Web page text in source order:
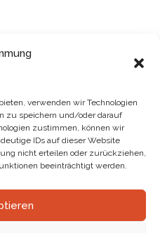
verwenden wir Technologien
zu speichern und/oder darauf
zustimmen, können wir
IDs auf dieser Website
nicht erteilen oder zurückziehen,
beeinträchtigt werden.
derechos reservados.